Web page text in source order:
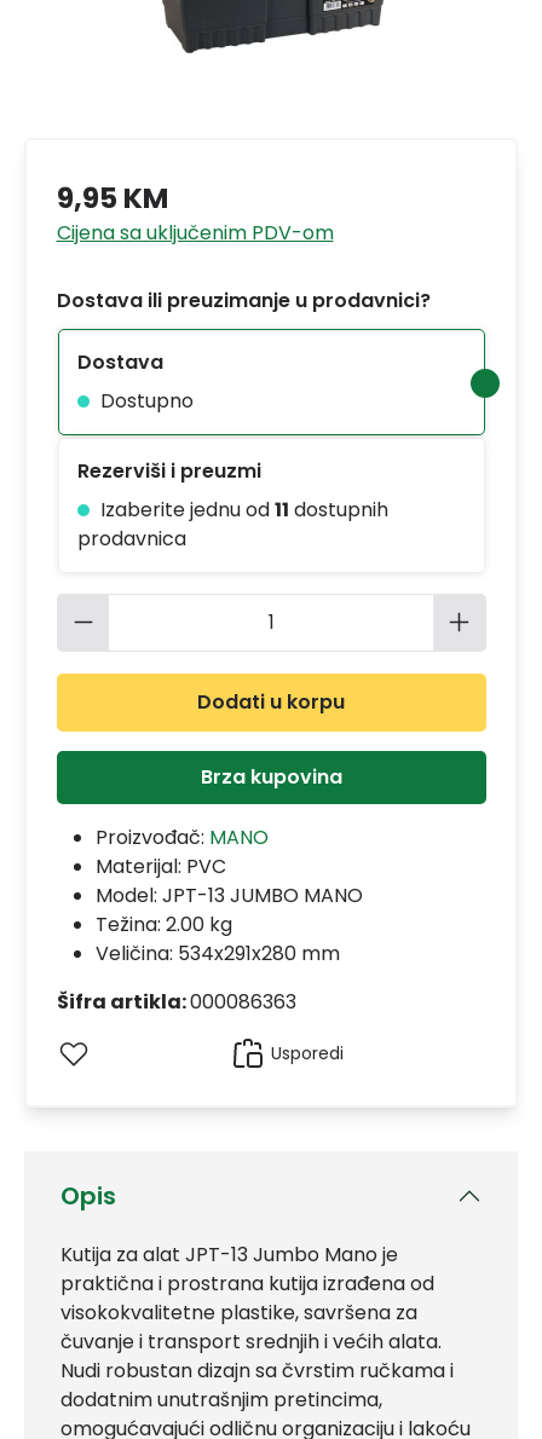
Opis
Kutija za alat JPT-13 Jumbo Mano je
praktična i prostrana kutija izrađena od
visokokvalitetne plastike, savršena za
čuvanje i transport srednjih i većih alata.
Nudi robustan dizajn sa čvrstim ručkama i
dodatnim unutrašnjim pretincima,
omogućavajući odličnu organizaciju i lakoću
9,95 KM
Cijena sa uključenim PDV-om
Dostava ili preuzimanje u prodavnici?
Dostava
Dostupno
Rezerviši i preuzmi
Izaberite jednu od11 dostupnih
prodavnica
Količina proizvoda: Unesite
Dodati u korpu
Brza kupovina
Proizvođač: MANO
Materijal: PVC
Model: JPT-13 JUMBO MANO
Težina: 2.00 kg
Veličina: 534x291x280 mm
Šifra artikla:000086363
Usporedi